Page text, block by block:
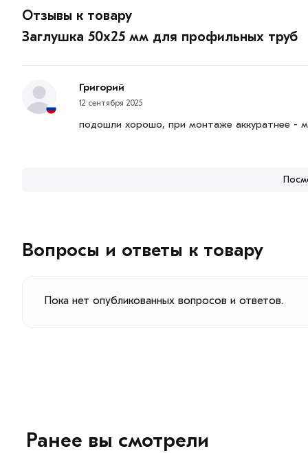
Отзывы к товару
Заглушка 50х25 мм для профильных труб
Григорий
12 сентября 2025
подошли хорошо, при монтаже аккуратнее -
Вопросы и ответы к товару
Пока нет опубликованных вопросов и ответов.
Ранее вы смотрели